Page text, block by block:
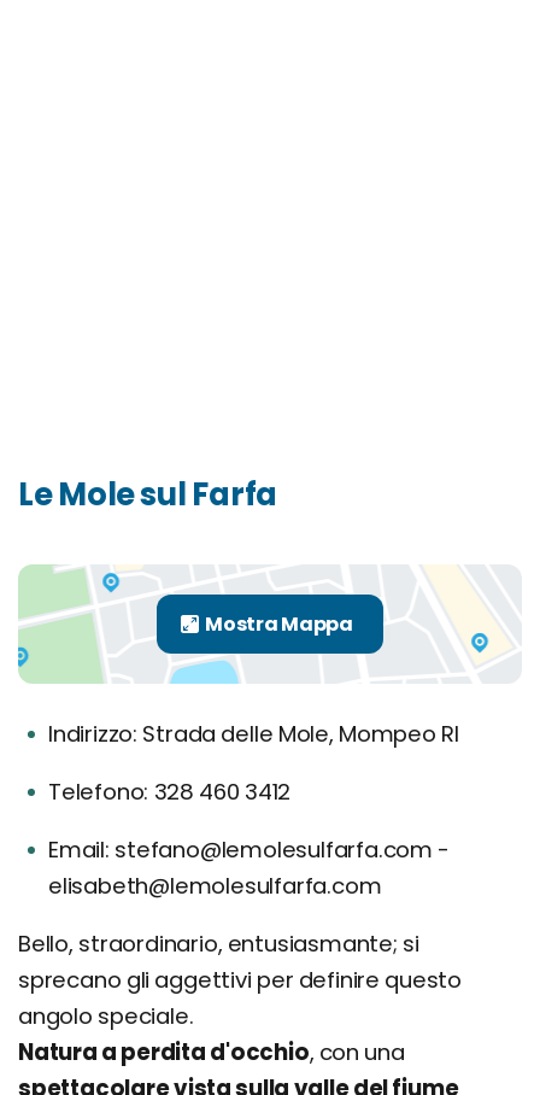
Le Mole sul Farfa
Indirizzo: Strada delle Mole, Mompeo RI
Telefono: 328 460 3412
Email: stefano@lemolesulfarfa.com -
elisabeth@lemolesulfarfa.com
Bello, straordinario, entusiasmante; si
sprecano gli aggettivi per definire questo
angolo speciale.
Natura a perdita d'occhio, con una
spettacolare vista sulla valle del fiume